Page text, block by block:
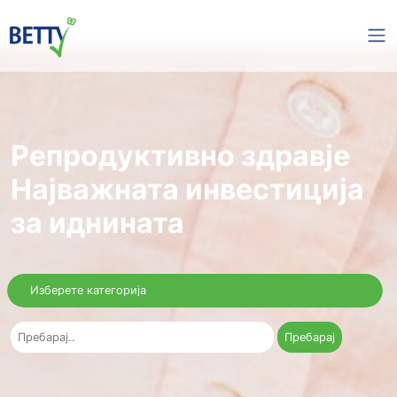
Репродуктивно
Најважната
за иднината